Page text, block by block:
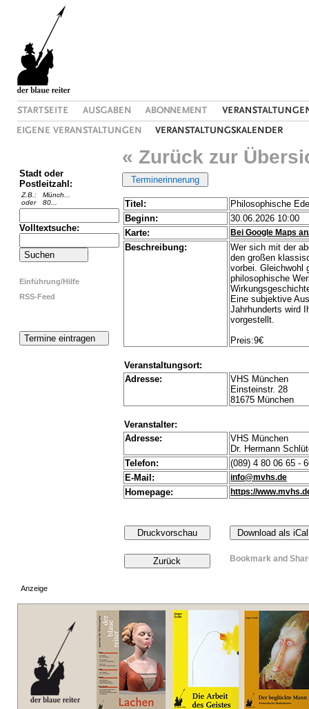
Stadt oder
Postleitzahl:
Z.B.:
oder
Münch...
80...
Volltextsuche:
Einführung/Hilfe
RSS-Feed
« Zurück zur
Titel:
Philosophische
Beginn:
30.06.2026 10:00
Karte:
Bei Google Maps
Beschreibung:
Wer sich mit der
den großen
vorbei. Gleichwohl
philosophische
Eine subjektive
Jahrhunderts wird
vorgestellt.
Preis:9€
Veranstaltungsort:
Adresse:
VHS München
Einsteinstr. 28
81675 München
Veranstalter:
Adresse:
VHS München
Dr. Hermann
Telefon:
(089) 4 80 06 65 -
E-Mail:
info@mvhs.de
Homepage: https://
Anzeige